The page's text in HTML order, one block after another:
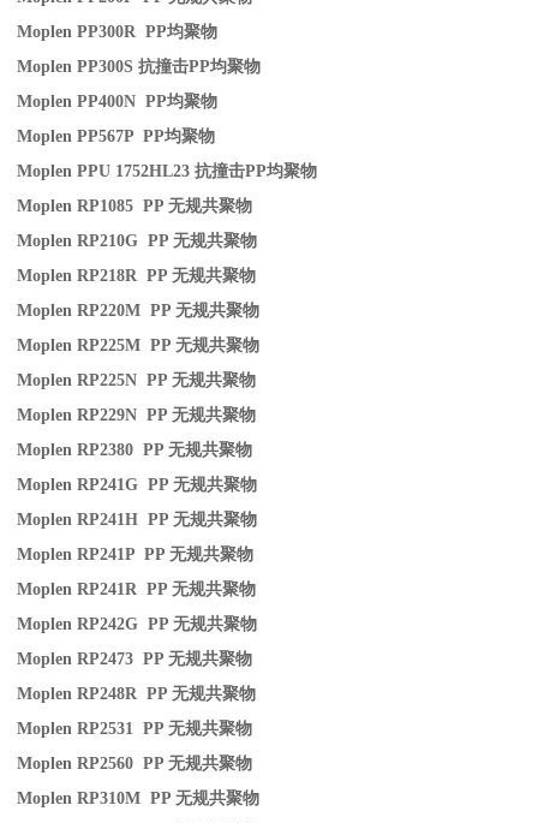
Moplen PP300R PP均聚物
Moplen PP300S抗撞击PP均聚物
Moplen PP400N PP均聚物
Moplen PP567P PP均聚物
Moplen PPU 1752HL23抗撞击PP均聚物
Moplen RP1085 PP无规共聚物
Moplen RP210G PP无规共聚物
Moplen RP218R PP无规共聚物
Moplen RP220M PP无规共聚物
Moplen RP225M PP无规共聚物
Moplen RP225N PP无规共聚物
Moplen RP229N PP无规共聚物
Moplen RP2380 PP无规共聚物
Moplen RP241G PP无规共聚物
Moplen RP241H PP无规共聚物
Moplen RP241P PP无规共聚物
Moplen RP241R PP无规共聚物
Moplen RP242G PP无规共聚物
Moplen RP2473 PP无规共聚物
Moplen RP248R PP无规共聚物
Moplen RP2531 PP无规共聚物
Moplen RP2560 PP无规共聚物
Moplen RP310M PP无规共聚物